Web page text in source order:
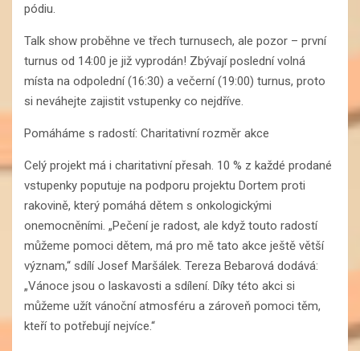
pódiu.
Talk show proběhne ve třech turnusech, ale pozor – první
turnus od 14:00 je již vyprodán! Zbývají poslední volná
místa na odpolední (16:30) a večerní (19:00) turnus, proto
si neváhejte zajistit vstupenky co nejdříve.
Pomáháme s radostí: Charitativní rozměr akce
Celý projekt má i charitativní přesah. 10 % z každé prodané
vstupenky poputuje na podporu projektu Dortem proti
rakovině, který pomáhá dětem s onkologickými
onemocněními. „Pečení je radost, ale když touto radostí
můžeme pomoci dětem, má pro mě tato akce ještě větší
význam,“ sdílí Josef Maršálek. Tereza Bebarová dodává:
„Vánoce jsou o laskavosti a sdílení. Díky této akci si
můžeme užít vánoční atmosféru a zároveň pomoci těm,
kteří to potřebují nejvíce.“